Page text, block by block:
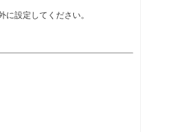
設定してください。